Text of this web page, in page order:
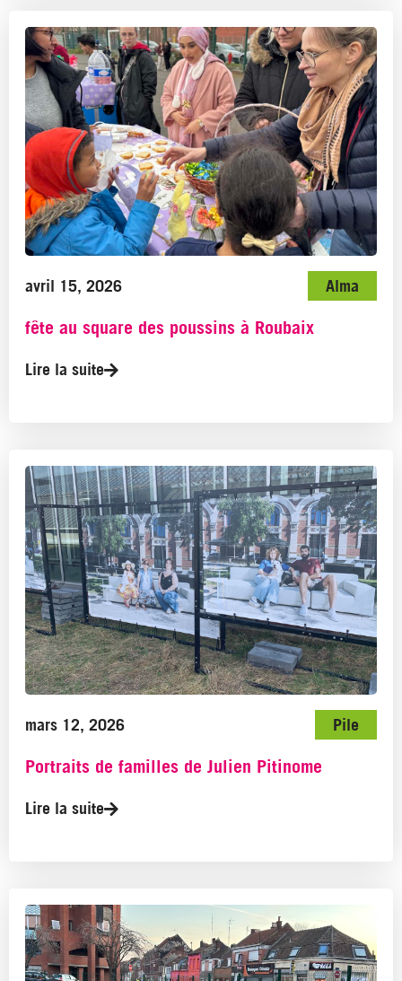
avril 15, 2026 Alma
fête au square des poussins à Roubaix
Lire la suite
mars 12, 2026 Pile
Portraits de familles de Julien Pitinome
Lire la suite